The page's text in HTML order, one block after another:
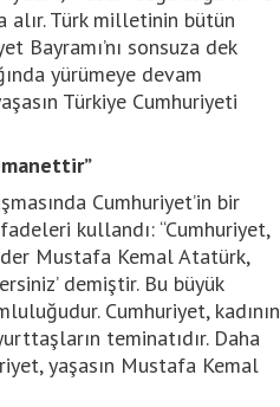
Türk milletinin bütün
Bayramı’nı sonsuza dek
yürümeye devam
Türkiye Cumhuriyeti
Cumhuriyet’in bir
kullandı: “Cumhuriyet,
Mustafa Kemal Atatürk,
demiştir. Bu büyük
Cumhuriyet, kadının
teminatıdır. Daha
yaşasın Mustafa Kemal